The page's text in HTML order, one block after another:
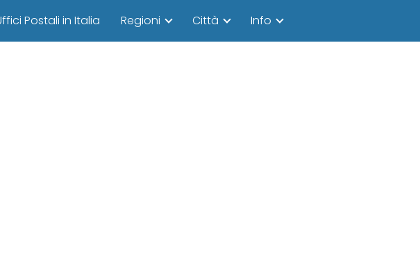
Postali in Italia Regioni Città Info